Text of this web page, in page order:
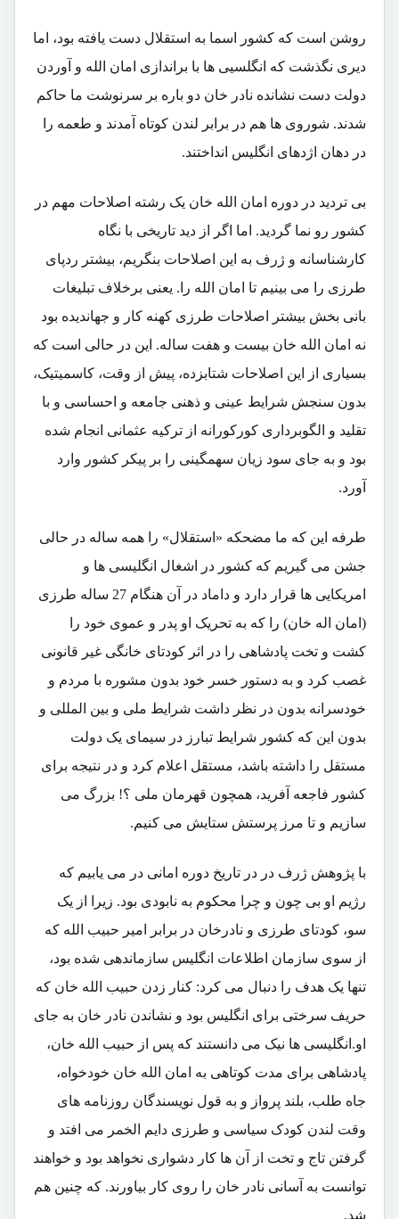
روشن است که کشور اسما به استقلال دست یافته بود، اما
دیری نگذشت که انگلسیی ها با براندازی امان الله و آوردن
دولت دست نشانده نادر خان دو باره بر سرنوشت ما حاکم
شدند. شوروی ها هم در برابر لندن کوتاه آمدند و طعمه را
در دهان اژدهای انگلیس انداختند.
بی تردید در دوره امان الله خان یک رشته اصلاحات مهم در
کشور رو نما گردید. اما اگر از دید تاریخی با نگاه
کارشناسانه و ژرف به این اصلاحات بنگریم، بیشتر ردپای
طرزی را می بینیم تا امان الله را. یعنی برخلاف تبلیغات
بانی بخش بیشتر اصلاحات طرزی کهنه کار و جهاندیده بود
نه امان الله خان بیست و هفت ساله. این در حالی است که
بسیاری از این اصلاحات شتابزده، پیش از وقت، کاسمیتیک،
بدون سنجش شرایط عینی و ذهنی جامعه و احساسی و با
تقلید و الگوبرداری کورکورانه از ترکیه عثمانی انجام شده
بود و به جای سود زیان سهمگینی را بر پیکر کشور وارد
آورد.
طرفه این که ما مضحکه «استقلال» را همه ساله در حالی
جشن می گیریم که کشور در اشغال انگلیسی ها و
امریکایی ها قرار دارد و داماد در آن هنگام 27 ساله طرزی
(امان اله خان) را که به تحریک او پدر و عموی خود را
کشت و تخت پادشاهی را در اثر کودتای خانگی غیر قانونی
غصب کرد و به دستور خسر خود بدون مشوره با مردم و
خودسرانه بدون در نظر داشت شرایط ملی و بین المللی و
بدون این که کشور شرایط تبارز در سیمای یک دولت
مستقل را داشته باشد، مستقل اعلام کرد و در نتیجه برای
کشور فاجعه آفرید، همچون قهرمان ملی ؟! بزرگ می
سازیم و تا مرز پرستش ستایش می کنیم.
با پژوهش ژرف در در تاریخ دوره امانی در می یابیم که
رژیم او بی چون و چرا محکوم به نابودی بود. زیرا از یک
سو، کودتای طرزی و نادرخان در برابر امیر حبیب الله که
از سوی سازمان اطلاعات انگلیس سازماندهی شده بود،
تنها یک هدف را دنبال می کرد: کنار زدن حبیب الله خان که
حریف سرختی برای انگلیس بود و نشاندن نادر خان به جای
او.انگلیسی ها نیک می دانستند که پس از حبیب الله خان،
پادشاهی برای مدت کوتاهی به امان الله خان خودخواه،
جاه طلب، بلند پرواز و به قول نویسندگان روزنامه های
وقت لندن کودک سیاسی و طرزی دایم الخمر می افتد و
گرفتن تاج و تخت از آن ها کار دشواری نخواهد بود و خواهند
توانست به آسانی نادر خان را روی کار بیاورند. که چنین هم
شد.